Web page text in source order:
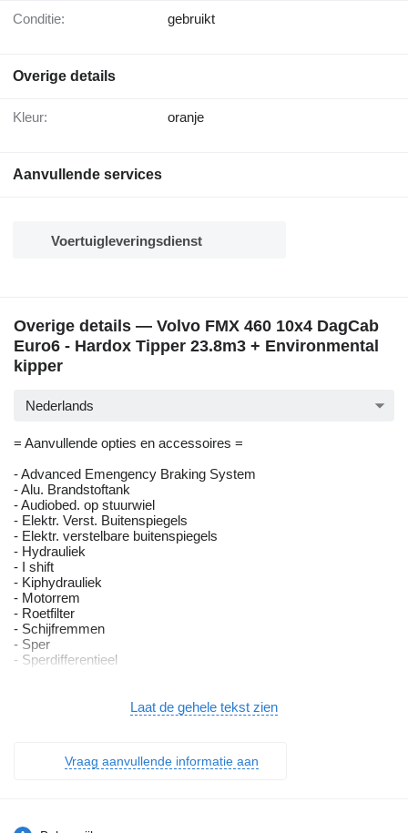
Conditie: gebruikt
Overige details
Kleur: oranje
Aanvullende services
Voertuigleveringsdienst
Overige details — Volvo FMX 460 10x4 DagCab
Euro6 - Hardox Tipper 23.8m3 + Environmental
kipper
Nederlands
= Aanvullende opties en accessoires =
- Advanced Emengency Braking System
- Alu. Brandstoftank
- Audiobed. op stuurwiel
- Elektr. Verst. Buitenspiegels
- Elektr. verstelbare buitenspiegels
- Hydrauliek
- I shift
- Kiphydrauliek
- Motorrem
- Roetfilter
- Schijfremmen
- Sper
- Sperdifferentieel
- Wegwaardig
Laat de gehele tekst zien
Vraag aanvullende informatie aan